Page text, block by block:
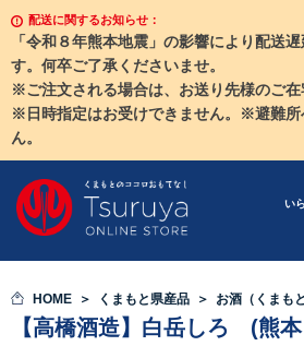
配送に関するお知らせ：
「令和８年熊本地震」の影響により配送
す。何卒ご了承くださいませ。
※ご注文される場合は、お送り先様のご在
※日時指定はお受けできません。※避難所
ん。
い
HOME くまもと県産品 お酒（くまもと
【高橋酒造】白岳しろ (熊